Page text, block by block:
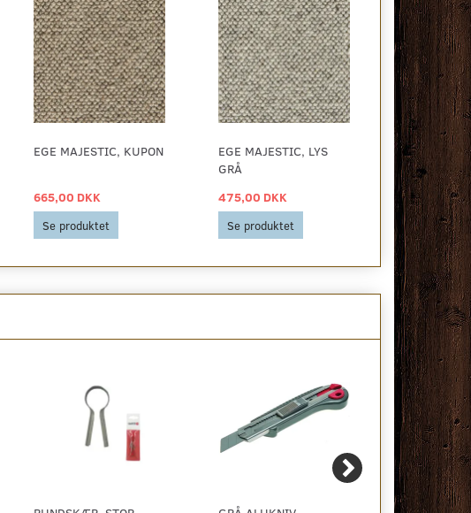
EGE MAJESTIC, KUPON
665,00 DKK
Se produktet
EGE MAJESTIC, LYS
GRÅ
475,00 DKK
Se produktet